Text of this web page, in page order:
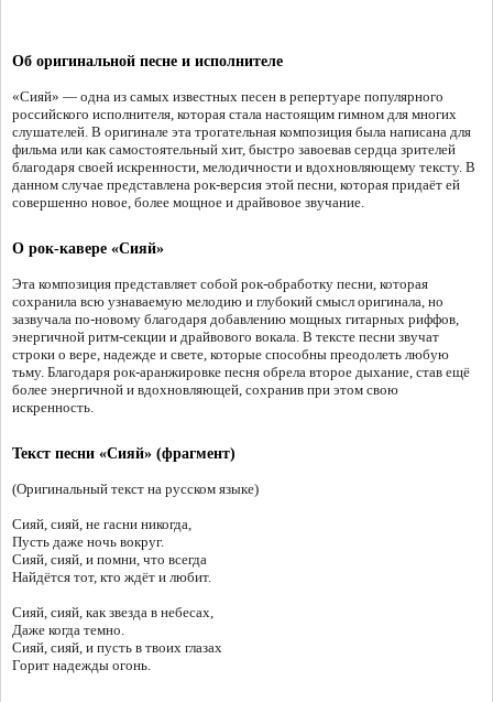
Об оригинальной песне и исполнителе
«Сияй» — одна из самых известных песен в репертуаре популярного
российского исполнителя, которая стала настоящим гимном для многих
слушателей. В оригинале эта трогательная композиция была написана для
фильма или как самостоятельный хит, быстро завоевав сердца зрителей
благодаря своей искренности, мелодичности и вдохновляющему тексту. В
данном случае представлена рок-версия этой песни, которая придаёт ей
совершенно новое, более мощное и драйвовое звучание.
О рок-кавере «Сияй»
Эта композиция представляет собой рок-обработку песни, которая
сохранила всю узнаваемую мелодию и глубокий смысл оригинала, но
зазвучала по-новому благодаря добавлению мощных гитарных риффов,
энергичной ритм-секции и драйвового вокала. В тексте песни звучат
строки о вере, надежде и свете, которые способны преодолеть любую
тьму. Благодаря рок-аранжировке песня обрела второе дыхание, став ещё
более энергичной и вдохновляющей, сохранив при этом свою
искренность.
Текст песни «Сияй» (фрагмент)
(Оригинальный текст на русском языке)
Сияй, сияй, не гасни никогда,
Пусть даже ночь вокруг.
Сияй, сияй, и помни, что всегда
Найдётся тот, кто ждёт и любит.
Сияй, сияй, как звезда в небесах,
Даже когда темно.
Сияй, сияй, и пусть в твоих глазах
Горит надежды огонь.